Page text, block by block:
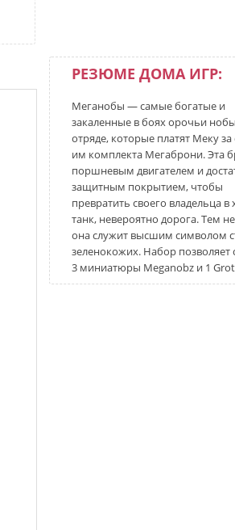
РЕЗЮМЕ ДОМА ИГР:
Меганобы — самые богатые и
закаленные в боях орочьи
отряде, которые платят Меку за
им комплекта Мегаброни. Эта
поршневым двигателем и
защитным покрытием, чтобы
превратить своего владельца в
танк, невероятно дорога. Тем
она служит высшим символом
зеленокожих. Набор позволяет
3 миниатюры Meganobz и 1